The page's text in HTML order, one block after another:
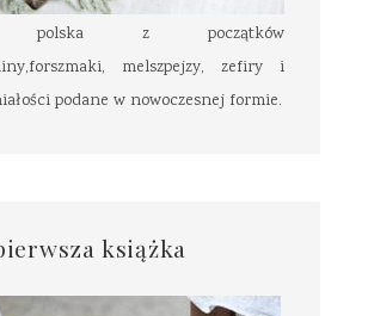
polska z początków
melszpejzy, zefiry i
podane w nowoczesnej formie.
książka